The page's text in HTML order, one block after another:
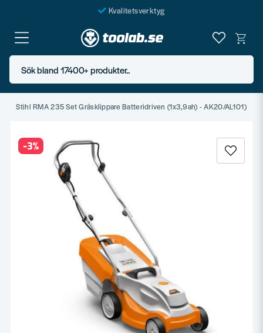
Kvalitetsverktyg
Fraktfritt över 999 SEK*
En järnhandel för alla
Butik i Göteborg
Sök bland 17400+ produkter..
Stihl RMA 235 Set Gräsklippare Batteridriven (1x3,9ah) - AK20/AL101)
-3%